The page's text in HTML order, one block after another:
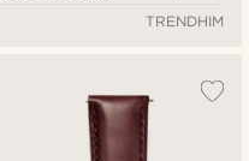
TRENDHIM